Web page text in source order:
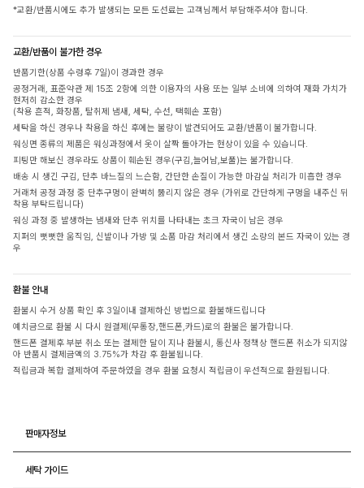
*교환/반품시에도 추가 발생되는 모든 도선료는 고객님께서 부담해주셔야 합니다.
교환/반품이 불가한 경우
반품기한(상품 수령후 7일)이 경과한 경우
공정거래, 표준약관 제 15조 2항에 의한 이용자의 사용 또는 일부 소비에 의하여 재화 가치가
현저히 감소한 경우
(착용 흔적, 화장품, 탈취제 냄새, 세탁, 수선, 택훼손 포함)
세탁을 하신 경우나 착용을 하신 후에는 불량이 발견되어도 교환/반품이 불가합니다.
워싱면 종류의 제품은 워싱과정에서 옷이 살짝 돌아가는 현상이 있을 수 있습니다.
피팅만 해보신 경우라도 상품이 훼손된 경우(구김,늘어남,보풀)는 불가합니다.
배송 시 생긴 구김, 단추 바느질의 느슨함, 간단한 손질이 가능한 마감실 처리가 미흡한 경우
거래처 공정 과정 중 단추구멍이 완벽히 뚫리지 않은 경우 (가위로 간단하게 구멍을 내주신 뒤
착용 부탁드립니다)
워싱 과정 중 발생하는 냄새와 단추 위치를 나타내는 초크 자국이 남은 경우
지퍼의 뻣뻣한 움직임, 신발이나 가방 및 소품 마감 처리에서 생긴 소량의 본드 자국이 있는 경
우
환불 안내
환불시 수거 상품 확인 후 3일이내 결제하신 방법으로 환불해드립니다
예치금으로 환불 시 다시 원결제(무통장,핸드폰,카드)로의 환불은 불가합니다.
핸드폰 결제후 부분 취소 또는 결제한 달이 지나 환불시, 통신사 정책상 핸드폰 취소가 되지않
아 반품시 결제금액의 3.75%가 차감 후 환불됩니다.
적립금과 복합 결제하여 주문하였을 경우 환불 요청시 적립금이 우선적으로 환원됩니다.
판매자정보
세탁 가이드